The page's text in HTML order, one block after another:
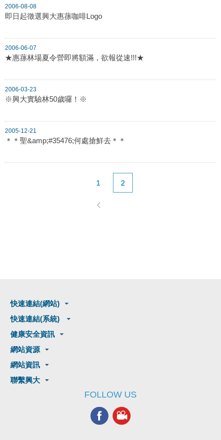
2006-08-08
即日起徵選興大惠蓀咖啡Logo
2006-06-07
★惠蓀林場夏令營即將額滿，欲報從速!!!★
2006-03-23
※興大實驗林50歲囉！※
2005-12-21
＊＊聖&amp;#35476;何處搶鮮去＊＊
1 2
快速連結(網站)
快速連結(系統)
健康安全資訊
網站資源
網站資訊
聯繫興大
FOLLOW US